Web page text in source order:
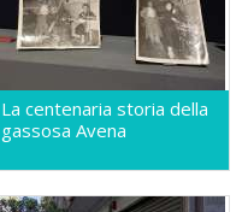
La centenaria storia della
gassosa Avena